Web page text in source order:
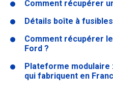
Comment récupérer
Détails boîte à fusibles
Comment récupérer
Ford ?
Plateforme
qui fabriquent en